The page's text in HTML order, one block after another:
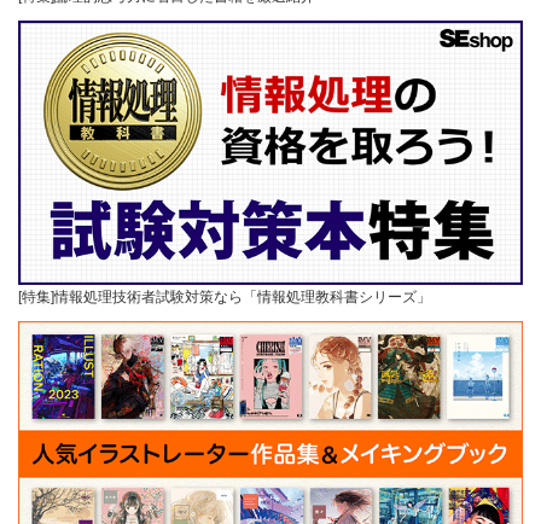
[特集]情報処理技術者試験対策なら「情報処理教科書シリーズ」